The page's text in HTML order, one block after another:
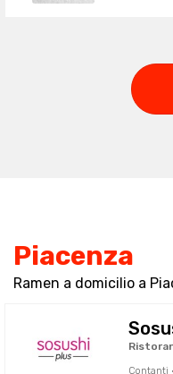
Piacenza
Ramen a domicilio a
Contanti